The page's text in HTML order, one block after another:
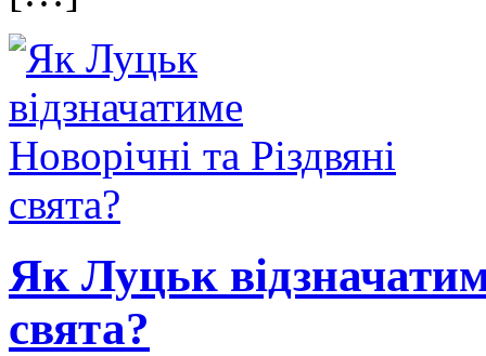
Як Луцьк
свята?